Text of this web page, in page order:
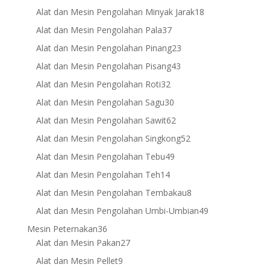
products
Alat dan Mesin Pengolahan Minyak Jarak1818
Alat dan Mesin Pengolahan Pala3737
products
Alat dan Mesin Pengolahan Pinang2323
Alat dan Mesin Pengolahan Pisang4343
Alat dan Mesin Pengolahan Roti3232
products
Alat dan Mesin Pengolahan Sagu3030
products
Alat dan Mesin Pengolahan Sawit6262
products
Alat dan Mesin Pengolahan Singkong5252
Alat dan Mesin Pengolahan Tebu4949
Alat dan Mesin Pengolahan Teh1414
products
Alat dan Mesin Pengolahan Tembakau88
products
Alat dan Mesin Pengolahan Umbi-Umbian4949
Mesin Peternakan3636
products
Alat dan Mesin Pakan2727
Alat dan Mesin Pellet99